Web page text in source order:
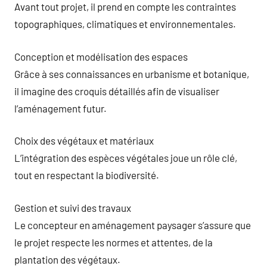
Avant tout projet, il prend en compte les contraintes
topographiques, climatiques et environnementales.
Conception et modélisation des espaces
Grâce à ses connaissances en urbanisme et botanique,
il imagine des croquis détaillés afin de visualiser
l’aménagement futur.
Choix des végétaux et matériaux
L’intégration des espèces végétales joue un rôle clé,
tout en respectant la biodiversité.
Gestion et suivi des travaux
Le concepteur en aménagement paysager s’assure que
le projet respecte les normes et attentes, de la
plantation des végétaux.